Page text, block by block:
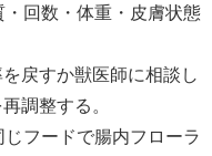
回数・体重・皮膚状態
戻すか獣医師に相談し
調整する。
フードで腸内フローラ